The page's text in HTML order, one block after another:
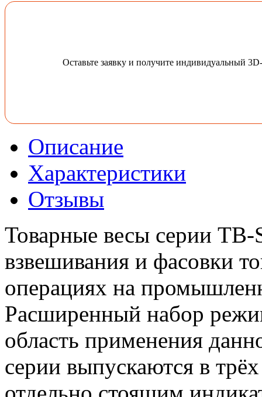
Оставьте заявку и получите индивидуальный
Описание
Характеристики
Отзывы
Товарные весы серии ТВ-
взвешивания и фасовки
операциях на
Расширенный набор
область применения
серии выпускаются в